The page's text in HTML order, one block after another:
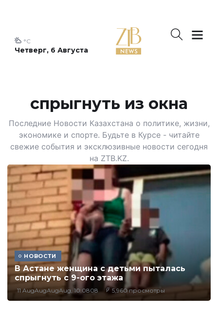
Четверг, 6 Августа
°C
спрыгнуть из окна
Последние Новости Казахстана о политике, жизни,
экономике и спорте. Будьте в Курсе - читайте
свежие события и эксклюзивные новости сегодня
на ZTB.KZ.
НОВОСТИ
В Астане женщина с детьми пыталась
спрыгнуть с 9-ого этажа
11 AugAugAugAug, 10:0808 5,960 просмотры